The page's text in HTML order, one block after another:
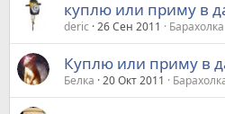
куплю или приму в
deric 26 Сен 2011 Барахолка
Куплю или приму в
Белка 20 Окт 2011